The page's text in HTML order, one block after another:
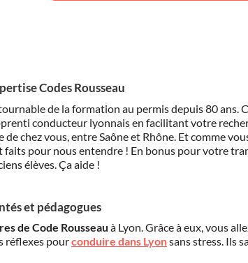
Codes Rousseau
de la formation au permis depuis 80 ans.
conducteur lyonnais en facilitant votre
de chez vous, entre Saône et Rhône. Et comme
pour nous entendre ! En bonus pour votre
élèves. Ça aide !
et pédagogues
de Code Rousseau à Lyon. Grâce à eux, vous
réflexes pourconduire dans Lyonsans stress. Ils